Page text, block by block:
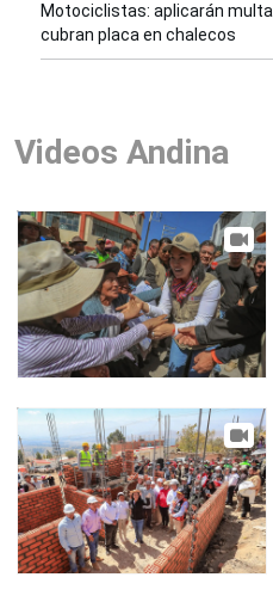
Motociclistas: aplicarán
cubran placa en chalecos
Videos Andina